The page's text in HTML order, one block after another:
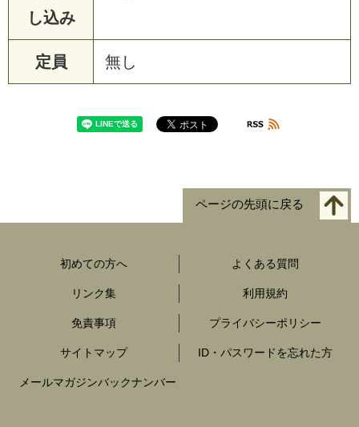
し込み
定員 無し
ページの先頭に戻る
初めての方へ よくある質問
リンク集 利用規約
免責事項 プライバシーポリシー
サイトマップ ID・パスワードを忘れた方
メールマガジンバックナンバー